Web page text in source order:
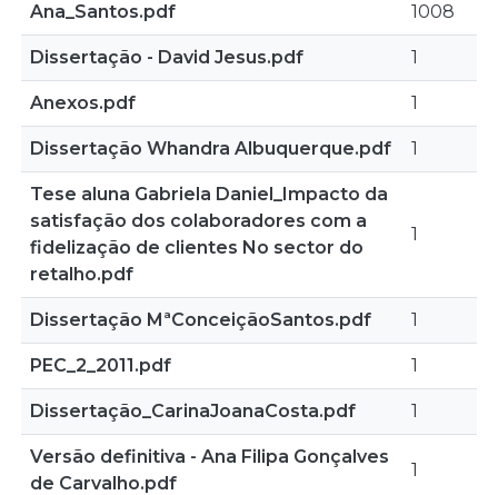
Ana_Santos.pdf 1008
Dissertação - David Jesus.pdf 1
Anexos.pdf 1
Dissertação Whandra Albuquerque.pdf 1
Tese aluna Gabriela Daniel_Impacto da
satisfação dos colaboradores com a
fidelização de clientes No sector do
retalho.pdf
1
Dissertação MªConceiçãoSantos.pdf 1
PEC_2_2011.pdf 1
Dissertação_CarinaJoanaCosta.pdf 1
Versão definitiva - Ana Filipa Gonçalves
de Carvalho.pdf
1